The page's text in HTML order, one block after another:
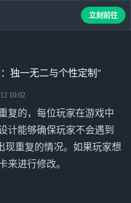
独一无二与个性定制"
10:02
复的，每位玩家在游戏中
计能够确保玩家不会遇到
现重复的情况。如果玩家想
来进行修改。
立刻前往